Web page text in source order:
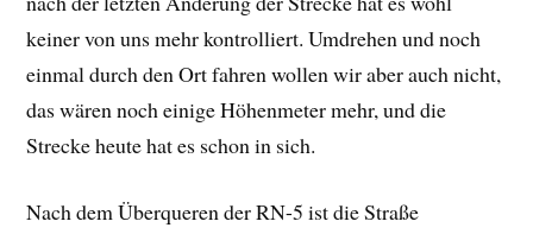
keiner von uns mehr kontrolliert. Umdrehen und noch
einmal durch den Ort fahren wollen wir aber auch nicht,
das wären noch einige Höhenmeter mehr, und die
Strecke heute hat es schon in sich.
Nach dem Überqueren der RN-5 ist die Straße